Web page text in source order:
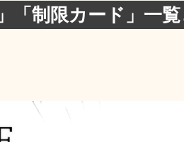
「制限カード」一